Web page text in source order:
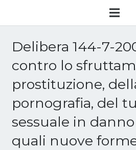
Delibera 144-7-
contro lo
prostituzione,
pornografia, del
sessuale in
quali nuove